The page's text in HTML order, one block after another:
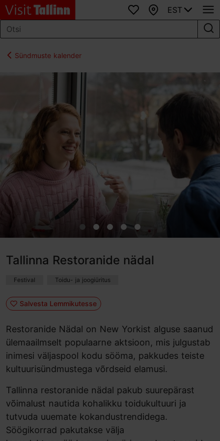
Lemmikud
Kaart
EST
Sündmuste kalender
Tallinna Restoranide nädal
Festival Toidu- ja joogiüritus
Salvesta Lemmikutesse
Restoranide Nädal on New Yorkist alguse saanud
ülemaailmselt populaarne aktsioon, mis julgustab
inimesi väljaspool kodu sööma, pakkudes teiste
kultuurisündmustega võrdseid elamusi.
Tallinna restoranide nädal pakub suurepärast
võimalust nautida kohalikku toidukultuuri ja
tutvuda uuemate kokandustrendidega.
Söögikorrad pakutakse välja